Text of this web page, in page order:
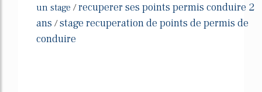
un stage /recuperer ses points permis conduire 2
ans /stage recuperation de points de permis de
conduire